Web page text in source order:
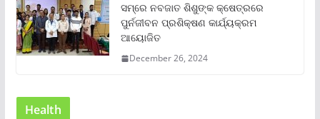
ସମ୍‌ରେ ନବଜାତ ଶିଶୁଙ୍କ କ୍ଷେତ୍ରରେ
ପୁର୍ନଜୀବନ ପ୍ରଶିକ୍ଷଣ କାର୍ଯ୍ୟକ୍ରମ
ଆୟୋଜିତ
December 26, 2024
Health